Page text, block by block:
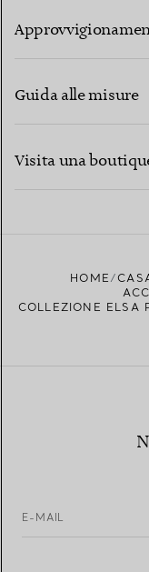
Guida alle misure
Visita una
HOME
COLLEZIONE ELSA
E-MAIL